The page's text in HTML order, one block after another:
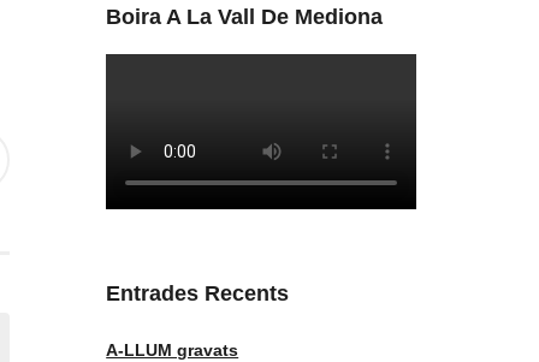
Boira A La Vall De Mediona
Entrades Recents
A-LLUM gravats